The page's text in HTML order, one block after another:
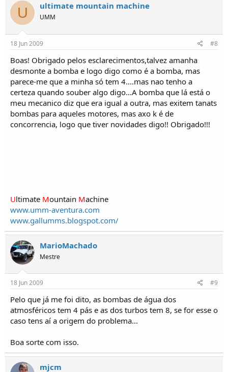
U ultimate mountain machine
UMM
18 Jun 2009 #8
Boas! Obrigado pelos esclarecimentos,talvez amanha
desmonte a bomba e logo digo como é a bomba, mas
parece-me que a minha só tem 4....mas nao tenho a
certeza quando souber algo digo...A bomba que lá está o
meu mecanico diz que era igual a outra, mas exitem tanats
bombas para aqueles motores, mas axo k é de
concorrencia, logo que tiver novidades digo!! Obrigado!!!
Ultimate Mountain Machine
www.umm-aventura.com
www.gallumms.blogspot.com/
MarioMachado
Mestre
18 Jun 2009 #9
Pelo que já me foi dito, as bombas de água dos
atmosféricos tem 4 pás e as dos turbos tem 8, se for esse o
caso tens aí a origem do problema...
Boa sorte com isso.
mjcm